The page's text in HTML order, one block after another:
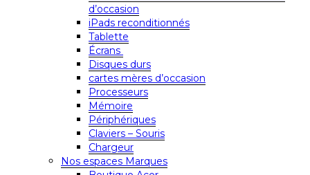
d’occasion
iPads reconditionnés
Tablette
Écrans
Disques durs
cartes mères d’occasion
Processeurs
Mémoire
Périphériques
Claviers – Souris
Chargeur
Nos espaces Marques